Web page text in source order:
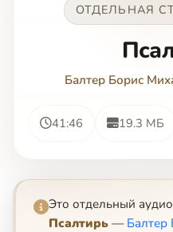
ОТДЕЛЬНАЯ
Балтер Борис
41:46 19.3 МБ
Это отдельный
Псалтирь — Балтер